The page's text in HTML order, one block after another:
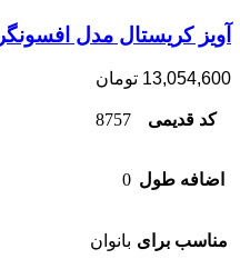
آویز کریستال مدل افسونگر
13,054,600 تومان
کد قدیمی 8757
اضافه طول 0
مناسب برای بانوان